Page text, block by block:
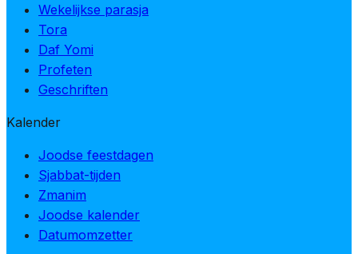
Wekelijkse parasja
Tora
Daf Yomi
Profeten
Geschriften
Kalender
Joodse feestdagen
Sjabbat-tijden
Zmanim
Joodse kalender
Datumomzetter